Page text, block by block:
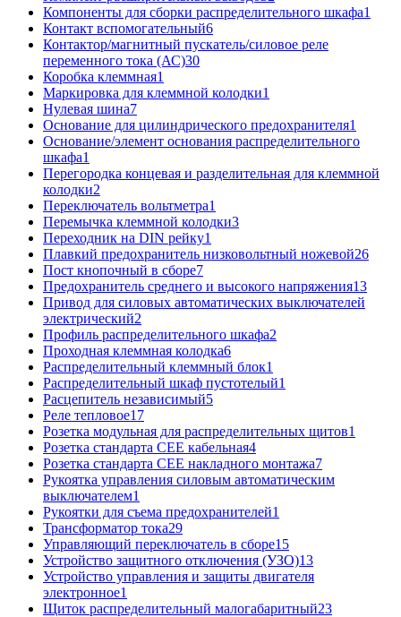
Компоненты для сборки распределительного шкафа1
Контакт вспомогательный6
Контактор/магнитный пускатель/силовое реле
переменного тока (АС)30
Коробка клеммная1
Маркировка для клеммной колодки1
Нулевая шина7
Основание для цилиндрического предохранителя1
Основание/элемент основания распределительного
шкафа1
Перегородка концевая и разделительная для клеммной
колодки2
Переключатель вольтметра1
Перемычка клеммной колодки3
Переходник на DIN рейку1
Плавкий предохранитель низковольтный ножевой26
Пост кнопочный в сборе7
Предохранитель среднего и высокого напряжения13
Привод для силовых автоматических выключателей
электрический2
Профиль распределительного шкафа2
Проходная клеммная колодка6
Распределительный клеммный блок1
Распределительный шкаф пустотелый1
Расцепитель независимый5
Реле тепловое17
Розетка модульная для распределительных щитов1
Розетка стандарта СЕЕ кабельная4
Розетка стандарта СЕЕ накладного монтажа7
Рукоятка управления силовым автоматическим
выключателем1
Рукоятки для съема предохранителей1
Трансформатор тока29
Управляющий переключатель в сборе15
Устройство защитного отключения (УЗО)13
Устройство управления и защиты двигателя
электронное1
Щиток распределительный малогабаритный23